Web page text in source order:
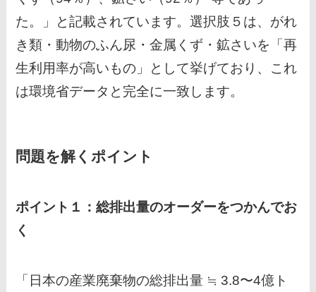
た。」と記載されています。選択肢５は、がれ
き類・動物のふん尿・金属くず・鉱さいを「再
生利用率が高いもの」として挙げており、これ
は環境省データと完全に一致します。
問題を解くポイント
ポイント１：総排出量のオーダーをつかんでお
く
「日本の産業廃棄物の総排出量 ≒ 3.8〜4億ト